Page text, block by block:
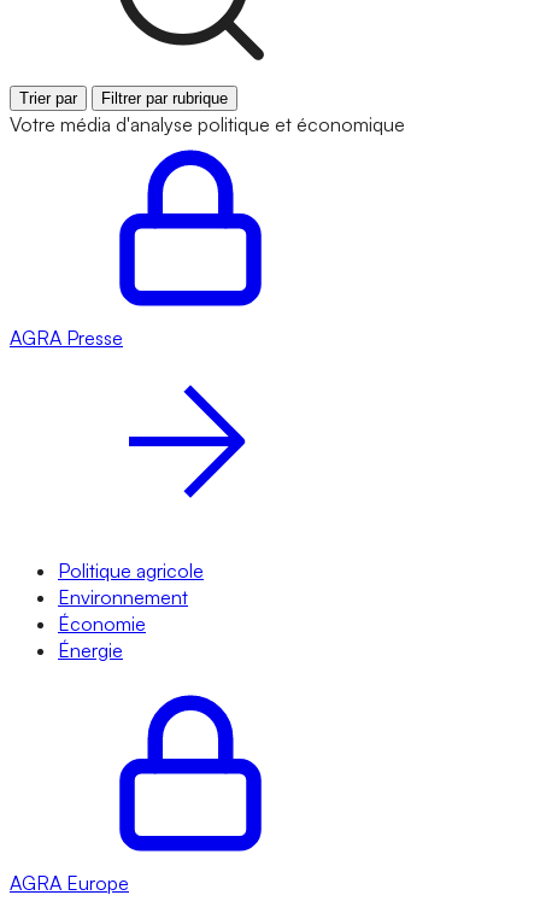
Trier par Filtrer par rubrique
Votre média d'analyse politique et économique
AGRA Presse
Politique agricole
Environnement
Économie
Énergie
AGRA Europe